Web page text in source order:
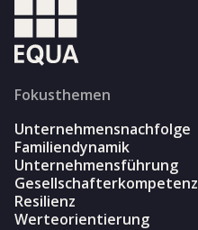
Fokusthemen
Unternehmensnachfolge
Familiendynamik
Unternehmensführung
Gesellschafterkompetenz
Resilienz
Werteorientierung